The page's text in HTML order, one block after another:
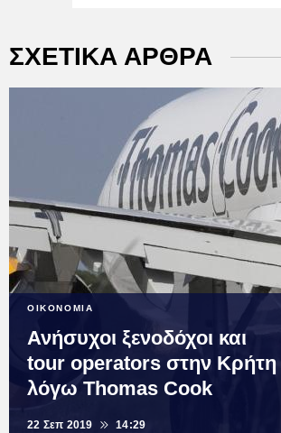
ΣΧΕΤΙΚΑ ΑΡΘΡΑ
ΟΙΚΟΝΟΜΙΑ
Ανήσυχοι ξενοδόχοι και
tour operators στην Κρήτη
λόγω Thomas Cook
22 Σεπ 2019 14:29